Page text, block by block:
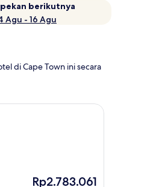
berikutnya
Agu - 16 Agu
di Cape Town ini secara
Harga
Rp2.783.061